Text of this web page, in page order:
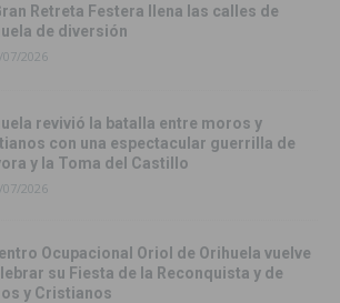
Retreta Festera llena las calles de
de diversión
07/2026
revivió la batalla entre moros y
con una espectacular guerrilla de
y la Toma del Castillo
07/2026
Ocupacional Oriol de Orihuela vuelve
su Fiesta de la Reconquista y de
y Cristianos